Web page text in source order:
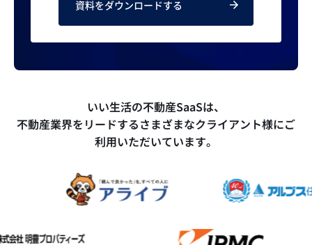
資料をダウンロードする
いい生活の不動産SaaSは、
不動産業界をリードするさまざまなクライアント様にご
利用いただいています。